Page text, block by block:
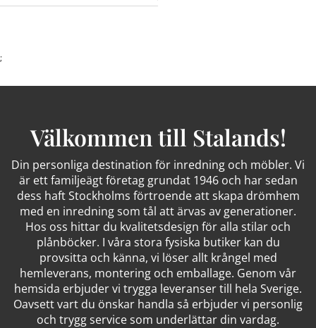
;
Välkommen till Stalands!
Din personliga destination för inredning och möbler. Vi
är ett familjeägt företag grundat 1946 och har sedan
dess haft Stockholms förtroende att skapa drömhem
med en inredning som tål att ärvas av generationer.
Hos oss hittar du kvalitetsdesign för alla stilar och
plånböcker. I våra stora fysiska butiker kan du
provsitta och känna, vi löser allt krångel med
hemleverans, montering och emballage. Genom vår
hemsida erbjuder vi trygga leveranser till hela Sverige.
Oavsett vart du önskar handla så erbjuder vi personlig
och trygg service som underlättar din vardag.